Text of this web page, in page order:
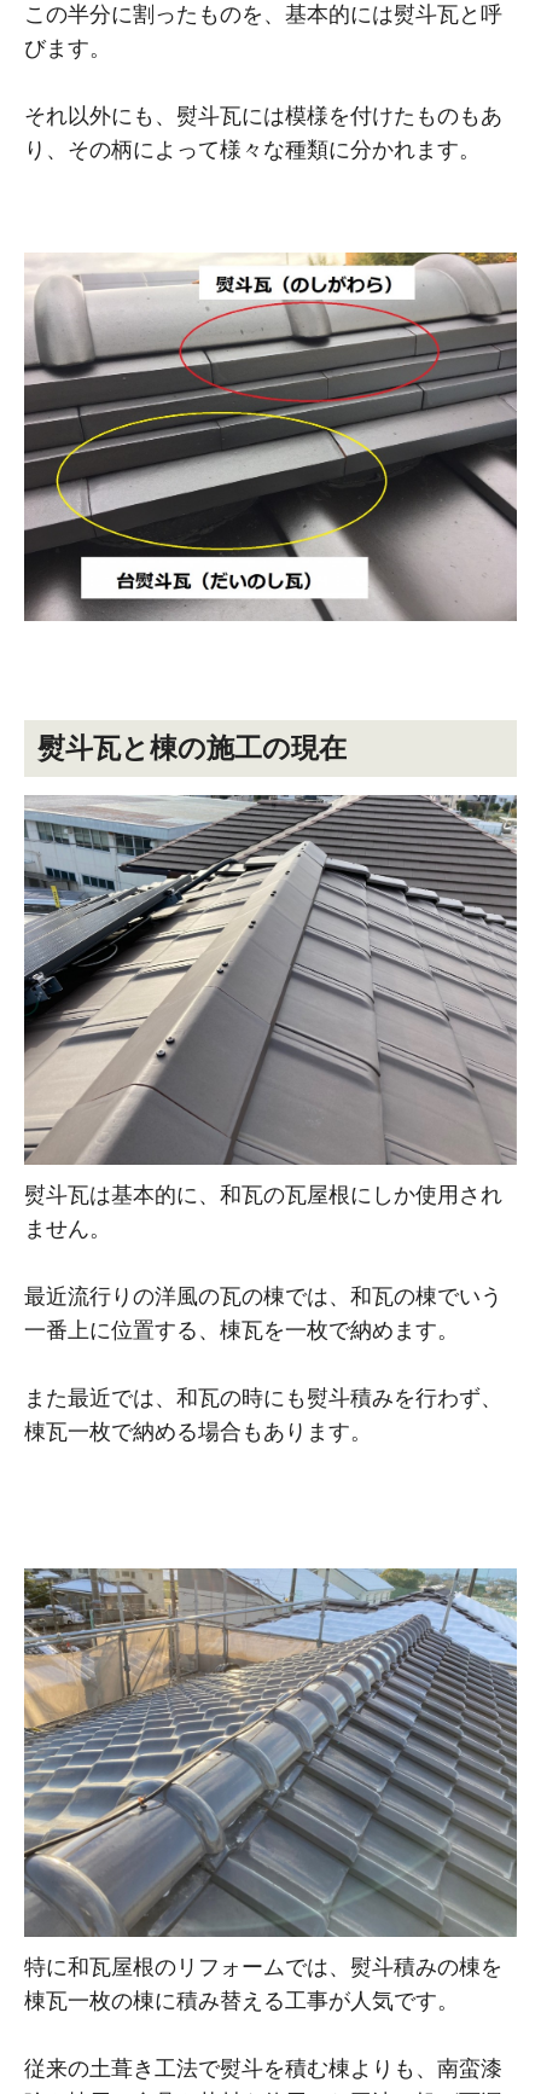
この半分に割ったものを、基本的には熨斗瓦と呼
びます。
それ以外にも、熨斗瓦には模様を付けたものもあ
り、その柄によって様々な種類に分かれます。
熨斗瓦と棟の施工の現在
熨斗瓦は基本的に、和瓦の瓦屋根にしか使用され
ません。
最近流行りの洋風の瓦の棟では、和瓦の棟でいう
一番上に位置する、棟瓦を一枚で納めます。
また最近では、和瓦の時にも熨斗積みを行わず、
棟瓦一枚で納める場合もあります。
特に和瓦屋根のリフォームでは、熨斗積みの棟を
棟瓦一枚の棟に積み替える工事が人気です。
従来の土葺き工法で熨斗を積む棟よりも、南蛮漆